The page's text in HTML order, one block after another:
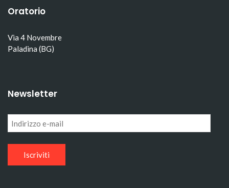
Oratorio
Via 4 Novembre
Paladina (BG)
Newsletter
Indirizzo
e-
mail